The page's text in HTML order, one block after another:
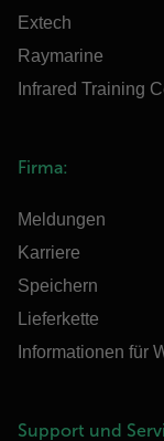
Extech
Raymarine
Infrared Training
Firma:
Meldungen
Karriere
Speichern
Lieferkette
Informationen für
Support und